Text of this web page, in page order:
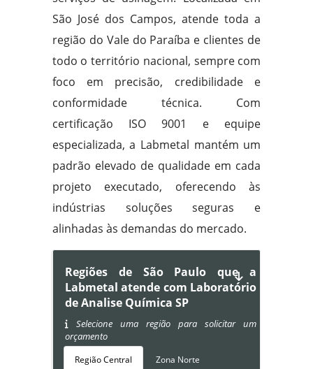
São José dos Campos, atende toda a
região do Vale do Paraíba e clientes de
todo o território nacional, sempre com
foco em precisão, credibilidade e
conformidade técnica. Com
certificação ISO 9001 e equipe
especializada, a Labmetal mantém um
padrão elevado de qualidade em cada
projeto executado, oferecendo às
indústrias soluções seguras e
alinhadas às demandas do mercado.
Regiões de São Paulo que a
Labmetal atende com Laboratório
de Analise Química SP
Selecione uma região para solicitar um
orçamento
Região Central Zona Norte